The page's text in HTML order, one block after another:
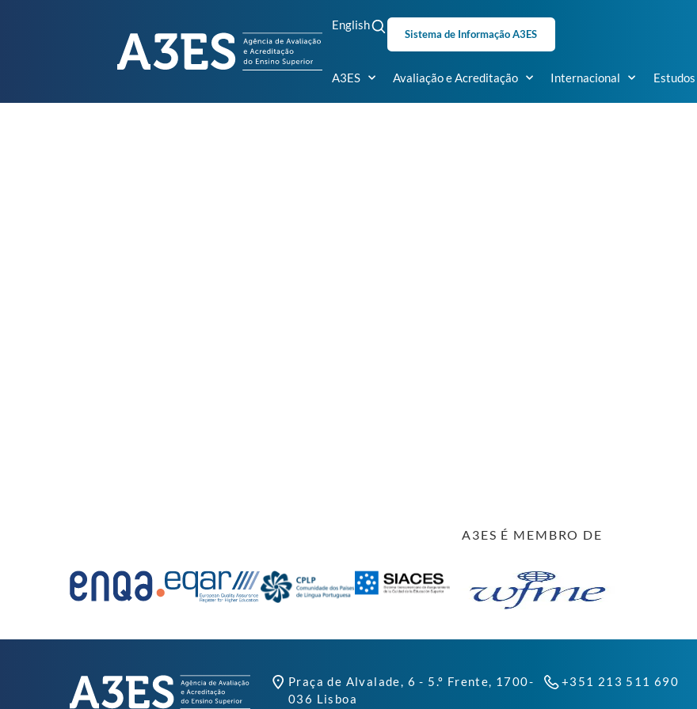
English
Sistema de Informação A3ES
A3ES Avaliação e Acreditação Internacional
A3ES É MEMBRO DE
Praça de Alvalade, 6 - 5.º Frente, 1700-
036 Lisboa
+351 213 511 690